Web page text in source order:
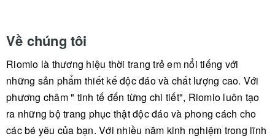
Về chúng tôi
Riomio là thương hiệu thời trang trẻ em nổi tiếng với
những sản phẩm thiết kế độc đáo và chất lượng cao. Với
phương châm " tinh tế đến từng chi tiết", Riomio luôn tạo
ra những bộ trang phục thật độc đáo và phong cách cho
các bé yêu của bạn. Với nhiều năm kinh nghiệm trong lĩnh